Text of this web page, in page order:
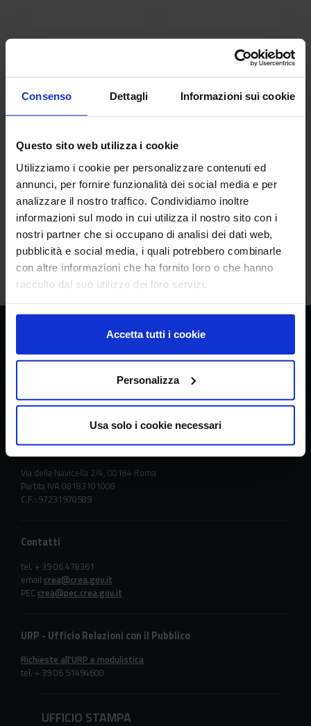
Consenso Dettagli Informazioni sui cookie
Questo sito web utilizza i cookie
Utilizziamo i cookie per personalizzare contenuti ed
annunci, per fornire funzionalità dei social media e per
analizzare il nostro traffico. Condividiamo inoltre
informazioni sul modo in cui utilizza il nostro sito con i
nostri partner che si occupano di analisi dei dati web,
pubblicità e social media, i quali potrebbero combinarle
con altre informazioni che ha fornito loro o che hanno
raccolto dal suo utilizzo dei loro servizi.
Accetta tutti i cookie
Personalizza
Usa solo i cookie necessari
Brochure Open DAY CI 2023.png
5 Elementi
Mostrati 21 - 25 su 163 risultati.
1
... 4 5 6 ... 33
CREA
Consiglio per la ricerca in agricoltura e
l’analisi dell’economia agraria
Sede principale
Via della Navicella 2/4, 00184 Roma
Partita IVA 08183101008
C.F.: 97231970589
Contatti
tel. + 39 06 478361
email crea@crea.gov.it
PEC crea@pec.crea.gov.it
URP - Ufficio Relazioni con il Pubblico
Richieste all'URP e modulistica
tel. + 39 06 51494600
UFFICIO STAMPA